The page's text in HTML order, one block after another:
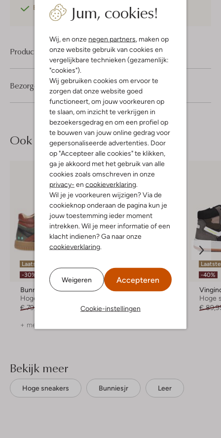
Jum, cookies!
Wij, en onze negen partners, maken op
onze website gebruik van cookies en
vergelijkbare technieken (gezamenlijk:
"cookies").
Wij gebruiken cookies om ervoor te
zorgen dat onze website goed
functioneert, om jouw voorkeuren op
te slaan, om inzicht te verkrijgen in
bezoekersgedrag en om een profiel op
te bouwen van jouw online gedrag voor
gepersonaliseerde advertenties. Door
op "Accepteer alle cookies" te klikken,
ga je akkoord met het gebruik van alle
cookies zoals omschreven in onze
privacy- en cookieverklaring.
Wil je je voorkeuren wijzigen? Via de
cookieknop onderaan de pagina kun je
jouw toestemming ieder moment
intrekken. Wil je meer informatie of een
klacht indienen? Ga naar onze
cookieverklaring.
Weigeren Accepteren
Cookie-instellingen
Betaal achteraf
Product informatie
Bezorgen & retourneren
Ook iets voor jou?
Laatste maten
-30%
Bunniesjr
Hoge sneakers
€ 79,95
+ meer kleuren
Bunniesjr
€ 79,95 € 55,99
-40%
Hoge
€
Bekijk meer
Hoge sneakers Bunniesjr Leer